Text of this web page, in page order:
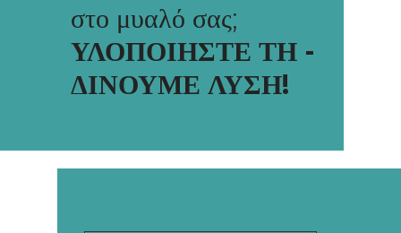
στο μυαλό σας;
ΥΛΟΠΟΙΗΣΤΕ ΤΗ -
ΔΙΝΟΥΜΕ ΛΥΣΗ!